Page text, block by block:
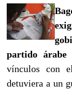
partido
vínculos con
detuviera a un